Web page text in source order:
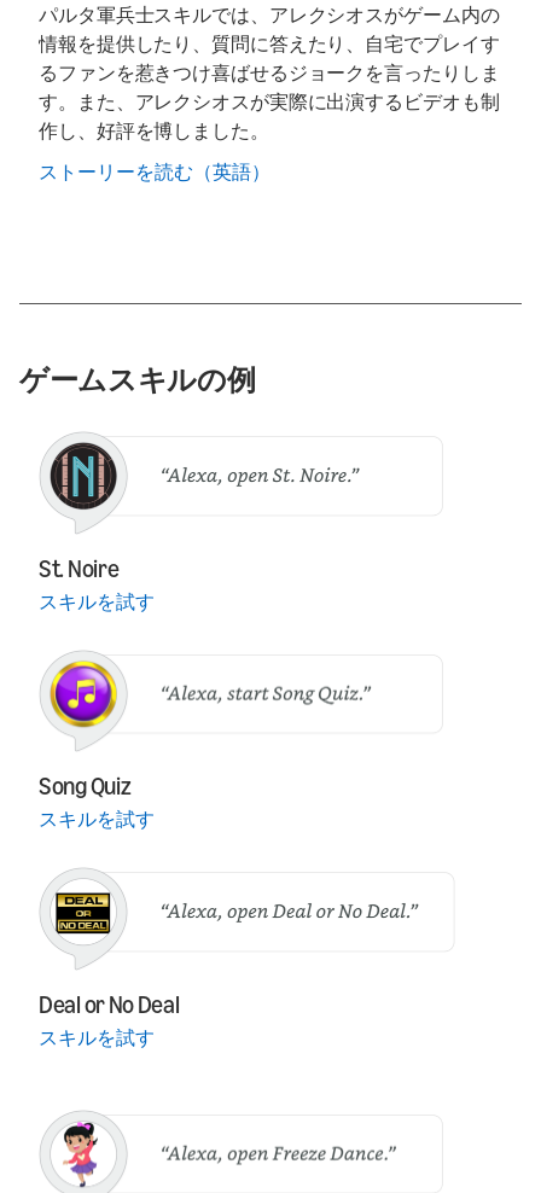
パルタ軍兵士スキルでは、アレクシオスがゲーム内の
情報を提供したり、質問に答えたり、自宅でプレイす
るファンを惹きつけ喜ばせるジョークを言ったりしま
す。また、アレクシオスが実際に出演するビデオも制
作し、好評を博しました。
ストーリーを読む（英語）
ゲームスキルの例
St. Noire
スキルを試す
Song Quiz
スキルを試す
Deal or No Deal
スキルを試す